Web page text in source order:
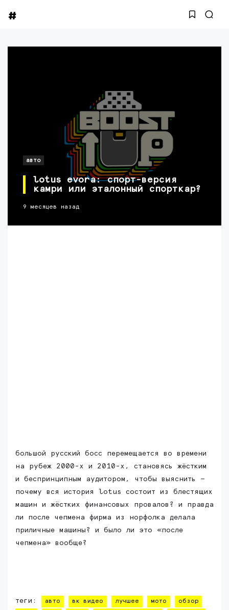
авто
lotus evora: спорт-версия
камри или эталонный спорткар?
9 месяцев назад
большой русский босс перемещается во времени
на рубеж 2000-х и 2010-х, становясь жёстким
и беспринципным аудитором, чтобы выяснить —
почему вся история lotus состоит из блестящих
машин и жёстких финансовых провалов? и правда
ли после чепмена фирма из норфолка делала
приличные машины? и было ли это «после
чепмена» вообще?
теги: авто вк видео лучшее мото обзор